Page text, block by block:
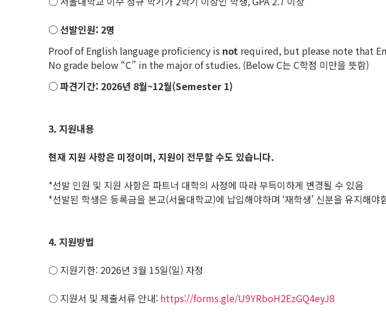
○ 선발인원: 2명
Proof of English language proficiency is not required, but please note that
No grade below “C” in the major of studies. (Below C는 C학점 미만을 뜻함)
○ 파견기간: 2026년 8월~12월(Semester 1)
3. 지원내용
현재 지원 사항은 미정이며, 지원이 전무할 수도 있습니다.
*선발 인원 및 지원 사항은 파트너 대학의 사정에 따라 부득이하게 변경될 수 있음
*선발된 학생은 등록금을 본교(서울대학교)에 납입해야하며 ‘재학생’ 신분을 유지해야
4. 지원방법
○ 지원기한: 2026년 3월 15일(일) 자정
○ 지원서 및 제출서류 안내: https://forms.gle/U9YRboH2EzGQ4eyJ8